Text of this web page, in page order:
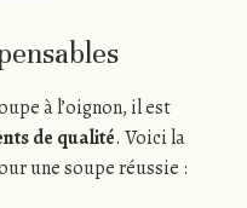
à l’oignon, il est
de qualité. Voici la
une soupe réussie :